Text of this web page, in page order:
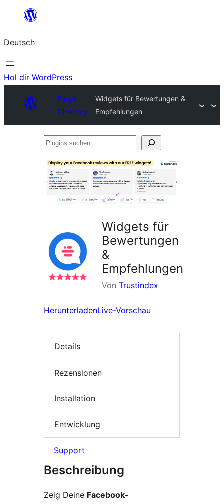
springen
Deutsch
Hol dir WordPress
Plugin
Directory
Widgets für Bewertungen &
Empfehlungen
Plugins
Widgets für
Bewertungen
&
Empfehlungen
Von Trustindex
HerunterladenLive-Vorschau
Details
Rezensionen
Installation
Entwicklung
Support
Beschreibung
Zeig Deine Facebook-